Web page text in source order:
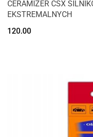
CERAMIZER CSX
EKSTREMALNYCH
120.00